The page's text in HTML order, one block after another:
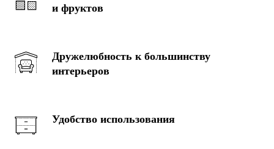
и фруктов
Дружелюбность к большинству
интерьеров
Удобство использования